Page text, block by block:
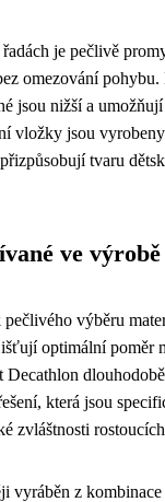
je pečlivě
omezování
jsou nižší a
vložky jsou
tvaru
ve výrobě
výběru
optimální poměr
Decathlon
která jsou
zvláštnosti
vyráběn z